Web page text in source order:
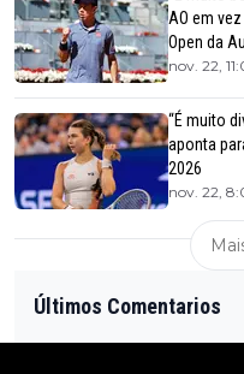
AO em
Open da
nov. 22,
“É muito
aponta
2026
nov. 22,
Últimos Comentarios